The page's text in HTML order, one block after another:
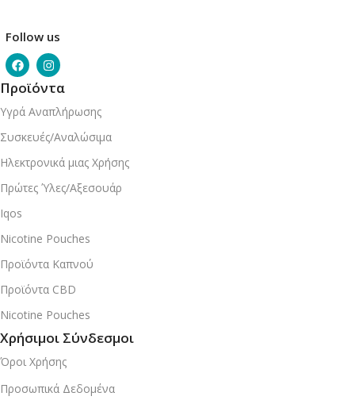
Follow us
Προϊόντα
Υγρά Αναπλήρωσης
Συσκευές/Αναλώσιμα
Ηλεκτρονικά μιας Χρήσης
Πρώτες Ύλες/Αξεσουάρ
Iqos
Nicotine Pouches
Προϊόντα Καπνού
Προϊόντα CBD
Nicotine Pouches
Χρήσιμοι Σύνδεσμοι
Όροι Χρήσης
Προσωπικά Δεδομένα